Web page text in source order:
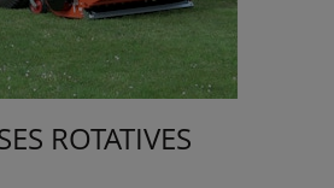
ROTATIVES